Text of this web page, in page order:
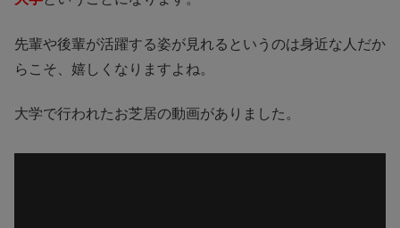
先輩や後輩が活躍する姿が見れるというのは身近な人だか
らこそ、嬉しくなりますよね。
大学で行われたお芝居の動画がありました。